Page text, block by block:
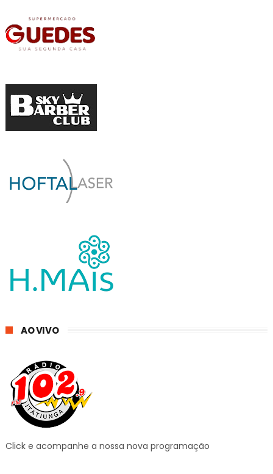
AO VIVO
Click e acompanhe a nossa nova programação